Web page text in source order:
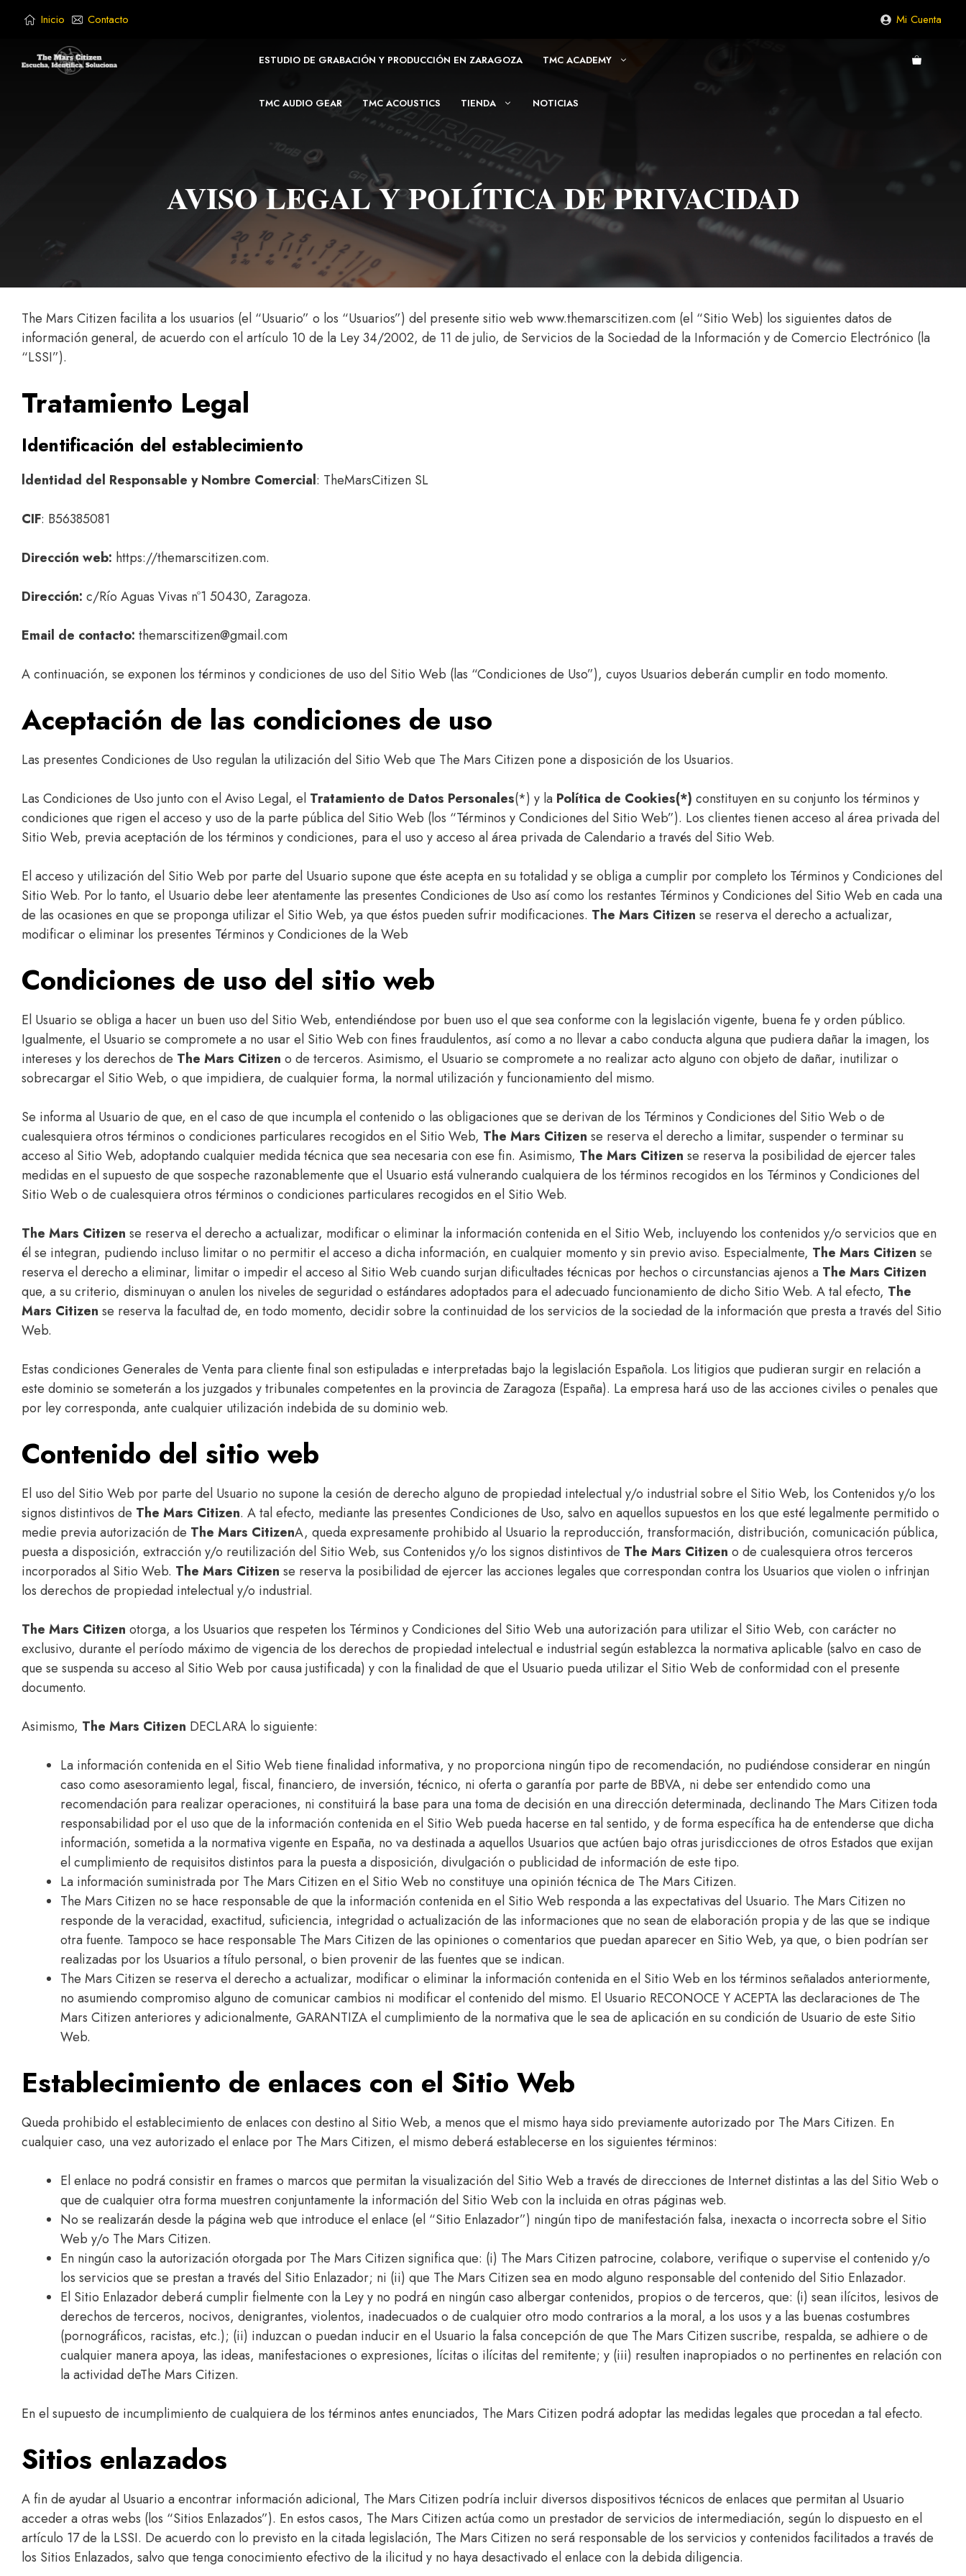
Inicio Contacto Mi Cuenta
ESTUDIO DE GRABACIÓN Y PRODUCCIÓN EN ZARAGOZA TMC ACADEMY
TMC AUDIO GEAR TMC ACOUSTICS TIENDA NOTICIAS
AVISO LEGAL Y POLÍTICA DE PRIVACIDAD
The Mars Citizen facilita a los usuarios (el “Usuario” o los “Usuarios”) del presente sitio web www.themarscitizen.com (el “Sitio Web) los siguientes datos de
información general, de acuerdo con el artículo 10 de la Ley 34/2002, de 11 de julio, de Servicios de la Sociedad de la Información y de Comercio Electrónico (la
“LSSI”).
Tratamiento Legal
Identificación del establecimiento
ldentidad del Responsable y Nombre Comercial: TheMarsCitizen SL
CIF: B56385081
Dirección web: https://themarscitizen.com.
Dirección: c/Río Aguas Vivas nº1 50430, Zaragoza.
Email de contacto: themarscitizen@gmail.com
A continuación, se exponen los términos y condiciones de uso del Sitio Web (las “Condiciones de Uso”), cuyos Usuarios deberán cumplir en todo momento.
Aceptación de las condiciones de uso
Las presentes Condiciones de Uso regulan la utilización del Sitio Web que The Mars Citizen pone a disposición de los Usuarios.
Las Condiciones de Uso junto con el Aviso Legal, el Tratamiento de Datos Personales(*) y la Política de Cookies(*) constituyen en su conjunto los términos y
condiciones que rigen el acceso y uso de la parte pública del Sitio Web (los “Términos y Condiciones del Sitio Web”). Los clientes tienen acceso al área privada del
Sitio Web, previa aceptación de los términos y condiciones, para el uso y acceso al área privada de Calendario a través del Sitio Web.
El acceso y utilización del Sitio Web por parte del Usuario supone que éste acepta en su totalidad y se obliga a cumplir por completo los Términos y Condiciones del
Sitio Web. Por lo tanto, el Usuario debe leer atentamente las presentes Condiciones de Uso así como los restantes Términos y Condiciones del Sitio Web en cada una
de las ocasiones en que se proponga utilizar el Sitio Web, ya que éstos pueden sufrir modificaciones. The Mars Citizen se reserva el derecho a actualizar,
modificar o eliminar los presentes Términos y Condiciones de la Web
Condiciones de uso del sitio web
El Usuario se obliga a hacer un buen uso del Sitio Web, entendiéndose por buen uso el que sea conforme con la legislación vigente, buena fe y orden público.
Igualmente, el Usuario se compromete a no usar el Sitio Web con fines fraudulentos, así como a no llevar a cabo conducta alguna que pudiera dañar la imagen, los
intereses y los derechos de The Mars Citizen o de terceros. Asimismo, el Usuario se compromete a no realizar acto alguno con objeto de dañar, inutilizar o
sobrecargar el Sitio Web, o que impidiera, de cualquier forma, la normal utilización y funcionamiento del mismo.
Se informa al Usuario de que, en el caso de que incumpla el contenido o las obligaciones que se derivan de los Términos y Condiciones del Sitio Web o de
cualesquiera otros términos o condiciones particulares recogidos en el Sitio Web, The Mars Citizen se reserva el derecho a limitar, suspender o terminar su
acceso al Sitio Web, adoptando cualquier medida técnica que sea necesaria con ese fin. Asimismo, The Mars Citizen se reserva la posibilidad de ejercer tales
medidas en el supuesto de que sospeche razonablemente que el Usuario está vulnerando cualquiera de los términos recogidos en los Términos y Condiciones del
Sitio Web o de cualesquiera otros términos o condiciones particulares recogidos en el Sitio Web.
The Mars Citizen se reserva el derecho a actualizar, modificar o eliminar la información contenida en el Sitio Web, incluyendo los contenidos y/o servicios que en
él se integran, pudiendo incluso limitar o no permitir el acceso a dicha información, en cualquier momento y sin previo aviso. Especialmente, The Mars Citizen se
reserva el derecho a eliminar, limitar o impedir el acceso al Sitio Web cuando surjan dificultades técnicas por hechos o circunstancias ajenos a The Mars Citizen
que, a su criterio, disminuyan o anulen los niveles de seguridad o estándares adoptados para el adecuado funcionamiento de dicho Sitio Web. A tal efecto, The
Mars Citizen se reserva la facultad de, en todo momento, decidir sobre la continuidad de los servicios de la sociedad de la información que presta a través del Sitio
Web.
Estas condiciones Generales de Venta para cliente final son estipuladas e interpretadas bajo la legislación Española. Los litigios que pudieran surgir en relación a
este dominio se someterán a los juzgados y tribunales competentes en la provincia de Zaragoza (España). La empresa hará uso de las acciones civiles o penales que
por ley corresponda, ante cualquier utilización indebida de su dominio web.
Contenido del sitio web
El uso del Sitio Web por parte del Usuario no supone la cesión de derecho alguno de propiedad intelectual y/o industrial sobre el Sitio Web, los Contenidos y/o los
signos distintivos de The Mars Citizen. A tal efecto, mediante las presentes Condiciones de Uso, salvo en aquellos supuestos en los que esté legalmente permitido o
medie previa autorización de The Mars CitizenA, queda expresamente prohibido al Usuario la reproducción, transformación, distribución, comunicación pública,
puesta a disposición, extracción y/o reutilización del Sitio Web, sus Contenidos y/o los signos distintivos de The Mars Citizen o de cualesquiera otros terceros
incorporados al Sitio Web. The Mars Citizen se reserva la posibilidad de ejercer las acciones legales que correspondan contra los Usuarios que violen o infrinjan
los derechos de propiedad intelectual y/o industrial.
The Mars Citizen otorga, a los Usuarios que respeten los Términos y Condiciones del Sitio Web una autorización para utilizar el Sitio Web, con carácter no
exclusivo, durante el período máximo de vigencia de los derechos de propiedad intelectual e industrial según establezca la normativa aplicable (salvo en caso de
que se suspenda su acceso al Sitio Web por causa justificada) y con la finalidad de que el Usuario pueda utilizar el Sitio Web de conformidad con el presente
documento.
Asimismo, The Mars Citizen DECLARA lo siguiente:
La información contenida en el Sitio Web tiene finalidad informativa, y no proporciona ningún tipo de recomendación, no pudiéndose considerar en ningún
caso como asesoramiento legal, fiscal, financiero, de inversión, técnico, ni oferta o garantía por parte de BBVA, ni debe ser entendido como una
recomendación para realizar operaciones, ni constituirá la base para una toma de decisión en una dirección determinada, declinando The Mars Citizen toda
responsabilidad por el uso que de la información contenida en el Sitio Web pueda hacerse en tal sentido, y de forma específica ha de entenderse que dicha
información, sometida a la normativa vigente en España, no va destinada a aquellos Usuarios que actúen bajo otras jurisdicciones de otros Estados que exijan
el cumplimiento de requisitos distintos para la puesta a disposición, divulgación o publicidad de información de este tipo.
La información suministrada por The Mars Citizen en el Sitio Web no constituye una opinión técnica de The Mars Citizen.
The Mars Citizen no se hace responsable de que la información contenida en el Sitio Web responda a las expectativas del Usuario. The Mars Citizen no
responde de la veracidad, exactitud, suficiencia, integridad o actualización de las informaciones que no sean de elaboración propia y de las que se indique
otra fuente. Tampoco se hace responsable The Mars Citizen de las opiniones o comentarios que puedan aparecer en Sitio Web, ya que, o bien podrían ser
realizadas por los Usuarios a título personal, o bien provenir de las fuentes que se indican.
The Mars Citizen se reserva el derecho a actualizar, modificar o eliminar la información contenida en el Sitio Web en los términos señalados anteriormente,
no asumiendo compromiso alguno de comunicar cambios ni modificar el contenido del mismo. El Usuario RECONOCE Y ACEPTA las declaraciones de The
Mars Citizen anteriores y adicionalmente, GARANTIZA el cumplimiento de la normativa que le sea de aplicación en su condición de Usuario de este Sitio
Web.
Establecimiento de enlaces con el Sitio Web
Queda prohibido el establecimiento de enlaces con destino al Sitio Web, a menos que el mismo haya sido previamente autorizado por The Mars Citizen. En
cualquier caso, una vez autorizado el enlace por The Mars Citizen, el mismo deberá establecerse en los siguientes términos:
El enlace no podrá consistir en frames o marcos que permitan la visualización del Sitio Web a través de direcciones de Internet distintas a las del Sitio Web o
que de cualquier otra forma muestren conjuntamente la información del Sitio Web con la incluida en otras páginas web.
No se realizarán desde la página web que introduce el enlace (el “Sitio Enlazador”) ningún tipo de manifestación falsa, inexacta o incorrecta sobre el Sitio
Web y/o The Mars Citizen.
En ningún caso la autorización otorgada por The Mars Citizen significa que: (i) The Mars Citizen patrocine, colabore, verifique o supervise el contenido y/o
los servicios que se prestan a través del Sitio Enlazador; ni (ii) que The Mars Citizen sea en modo alguno responsable del contenido del Sitio Enlazador.
El Sitio Enlazador deberá cumplir fielmente con la Ley y no podrá en ningún caso albergar contenidos, propios o de terceros, que: (i) sean ilícitos, lesivos de
derechos de terceros, nocivos, denigrantes, violentos, inadecuados o de cualquier otro modo contrarios a la moral, a los usos y a las buenas costumbres
(pornográficos, racistas, etc.); (ii) induzcan o puedan inducir en el Usuario la falsa concepción de que The Mars Citizen suscribe, respalda, se adhiere o de
cualquier manera apoya, las ideas, manifestaciones o expresiones, lícitas o ilícitas del remitente; y (iii) resulten inapropiados o no pertinentes en relación con
la actividad deThe Mars Citizen.
En el supuesto de incumplimiento de cualquiera de los términos antes enunciados, The Mars Citizen podrá adoptar las medidas legales que procedan a tal efecto.
Sitios enlazados
A fin de ayudar al Usuario a encontrar información adicional, The Mars Citizen podría incluir diversos dispositivos técnicos de enlaces que permitan al Usuario
acceder a otras webs (los “Sitios Enlazados”). En estos casos, The Mars Citizen actúa como un prestador de servicios de intermediación, según lo dispuesto en el
artículo 17 de la LSSI. De acuerdo con lo previsto en la citada legislación, The Mars Citizen no será responsable de los servicios y contenidos facilitados a través de
los Sitios Enlazados, salvo que tenga conocimiento efectivo de la ilicitud y no haya desactivado el enlace con la debida diligencia.